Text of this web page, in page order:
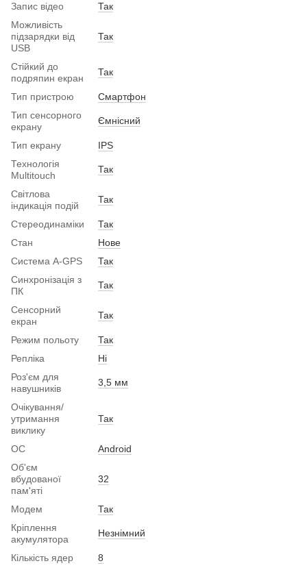
Запис відео
Так
Можливість
підзарядки від
USB
Так
Стійкий до
подряпин екран
Так
Тип пристрою
Смартфон
Тип сенсорного
екрану
Ємнісний
Тип екрану
IPS
Технологія
Multitouch
Так
Світлова
індикація подій
Так
Стереодинаміки
Так
Стан
Нове
Система A-GPS
Так
Синхронізація з
ПК
Так
Сенсорний
екран
Так
Режим польоту
Так
Репліка
Ні
Роз'єм для
навушників
3,5 мм
Очікування/
утримання
виклику
Так
ОС
Android
Об'єм
вбудованої
пам'яті
32
Модем
Так
Кріплення
акумулятора
Незнімний
Кількість ядер
8